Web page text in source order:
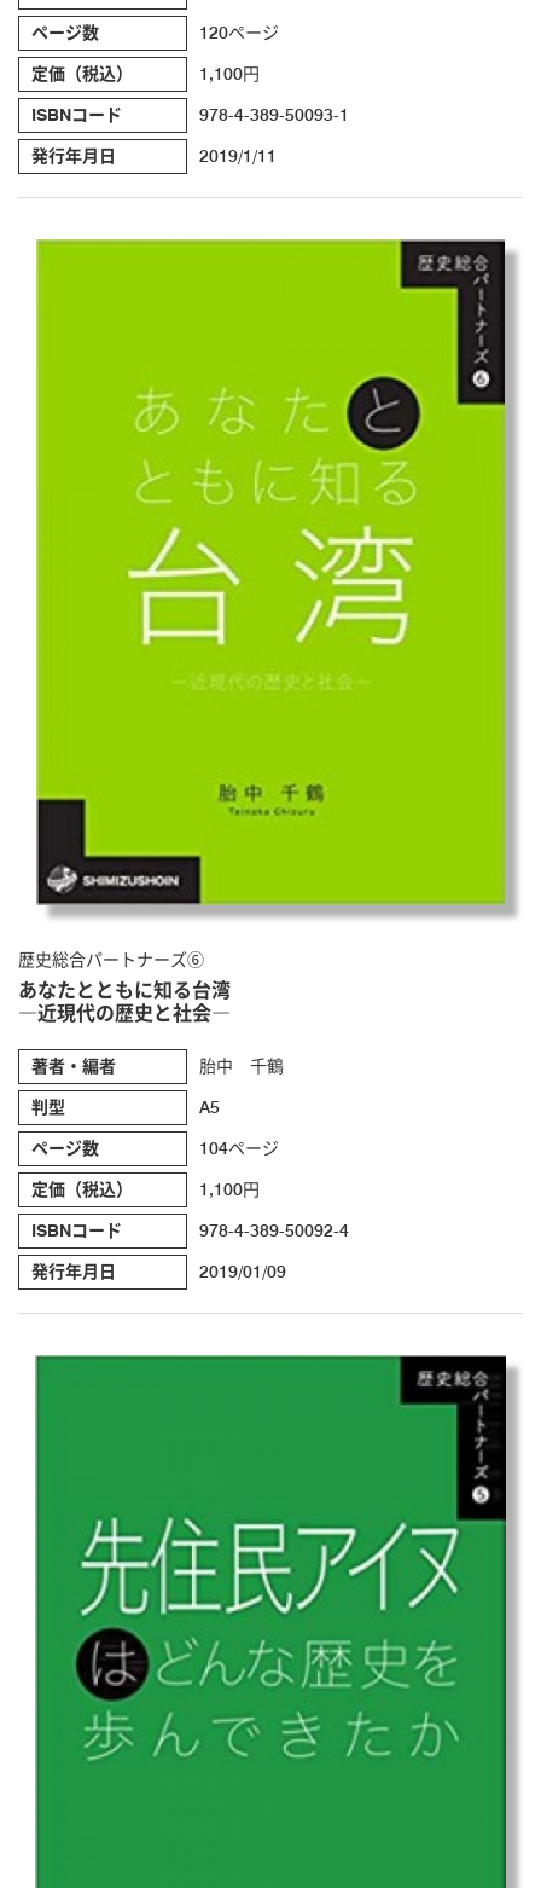
ページ数 120ページ
定価（税込） 1,100円
ISBNコード 978-4-389-50093-1
発行年月日 2019/1/11
歴史総合パートナーズ⑥
あなたとともに知る台湾
―近現代の歴史と社会―
著者・編者 胎中 千鶴
判型 A5
ページ数 104ページ
定価（税込） 1,100円
ISBNコード 978-4-389-50092-4
発行年月日 2019/01/09